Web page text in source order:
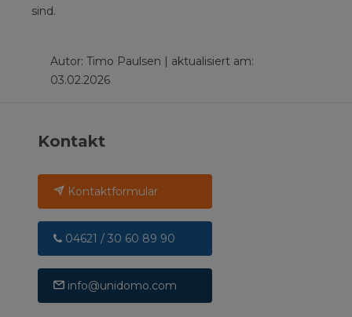
sind.
Autor: Timo Paulsen | aktualisiert am:
03.02.2026
Kontakt
Kontaktformular
04621 / 30 60 89 90
info@unidomo.com